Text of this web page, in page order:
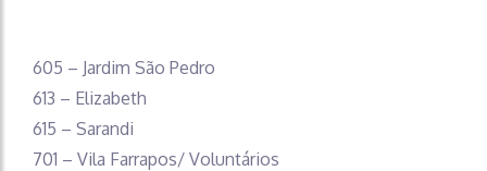
605 – Jardim São Pedro
613 – Elizabeth
615 – Sarandi
701 – Vila Farrapos/ Voluntários